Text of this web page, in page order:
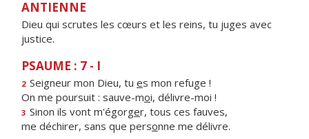
ANTIENNE
Dieu qui scrutes les cœurs et les reins, tu juges avec
justice.
PSAUME : 7 - I
2 Seigneur mon Dieu, tu es mon refuge !
On me poursuit : sauve-moi, délivre-moi !
3 Sinon ils vont m'égorger, tous ces fauves,
me déchirer, sans que personne me délivre.